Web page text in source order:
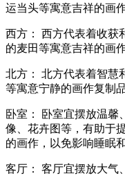
运当头等寓意吉祥的画
西方： 西方代表着收获
的麦田等寓意吉祥的画
北方： 北方代表着智慧
等寓意宁静的画作复制
卧室： 卧室宜摆放温馨
像、花卉图等，有助于
的画作，以免影响睡眠
客厅： 客厅宜摆放大气